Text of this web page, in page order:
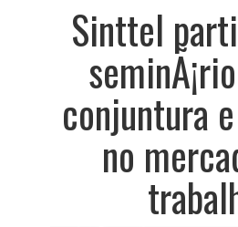
Sinttel
conjuntura
no